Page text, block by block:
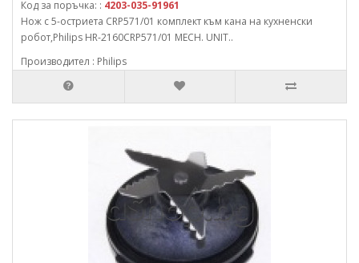
Код за поръчка: : 4203-035-91961
Нож с 5-остриета CRP571/01 комплект към кана на кухненски
робот,Philips HR-2160CRP571/01 MECH. UNIT..
Производител : Philips